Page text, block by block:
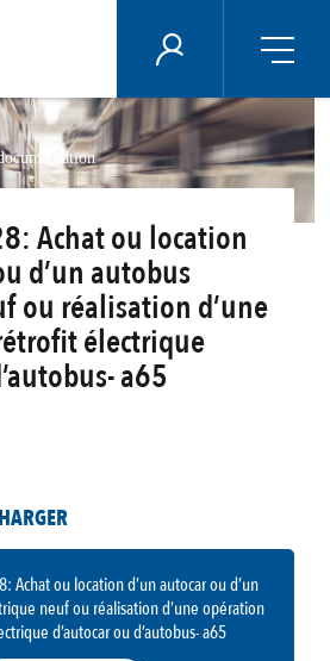
ÉNERGIE PLUS
Achat ou location
d’un autobus
ou réalisation d’une
électrique
a65
Achat ou location d’un autocar ou d’un
neuf ou réalisation d’une opération
d’autocar ou d’autobus- a65